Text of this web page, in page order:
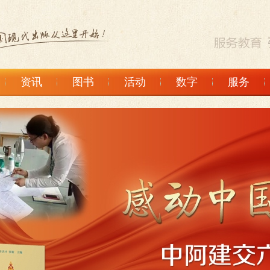
资讯 图书 活动 数字 服务